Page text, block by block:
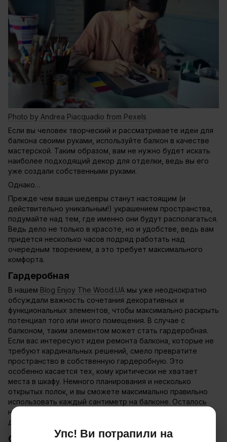
Упс! Ви потрапили на
Photo by Andrea Piacquadio from Pexels
Если вы человек творческий и рассматриваете идеи для
балкона своими руками, используйте балкон в качестве
мастерской. Таким образом, вам не нужно будет искать
наиболее подходящий декор для отделки, ведь вы его
уже создали собственными руками.
Однако…
Прежде чем ваши шедевры станут настоящим (и
действительно уникальным!) украшением пространства,
подумайте над тем, где именно они будут располагаться.
Ведь дело не только в красоте, но и удобстве, ведь вам
придется несколько часов подряд работать над
очередным творением, а это требует максимального
комфорта.
Гардеробная
В нашем Blog Enjoy The Wood.UA мы уже неоднократно
обсуждали важность сочетания декоративных и
функциональных элементов, чтобы максимально раскрыть
потенциал того или иного помещения. В случае с
балконом, таким элементом может стать гардеробная.
Если вас интересуют идеи ремонта балкона, которые не
требуют кардинальных решений, смело превратите
пространство в собственную гардеробную. Это
особенно касается тех, кому критически не хватает
места в шкафу. Немного планирования и несколько
открытых полок, и вы сможете максимально правильно
использовать каждый сантиметр на балконе. Осталось
немного места? Самое время приобрести гладильную
доску!
Озеленение